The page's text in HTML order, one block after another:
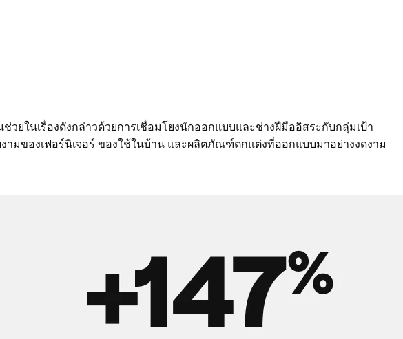
ช่วยในเรื่องดังกล่าวด้วยการเชื่อมโยงนักออกแบบและช่างฝีมืออิสระกับกลุ่มเป้า
ามของเฟอร์นิเจอร์ ของใช้ในบ้าน และผลิตภัณฑ์ตกแต่งที่ออกแบบมาอย่างงดงาม